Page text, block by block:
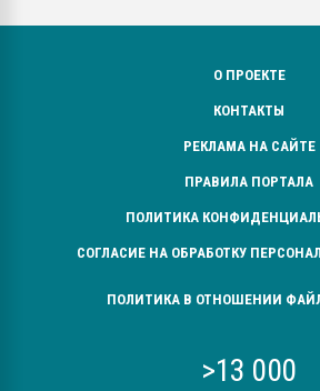
О ПРОЕКТЕ
КОНТАКТЫ
РЕКЛАМА НА САЙТЕ
ПРАВИЛА ПОРТАЛА
ПОЛИТИКА
СОГЛАСИЕ НА ОБРАБОТКУ
ПОЛИТИКА В ОТНОШЕНИИ
>13 000